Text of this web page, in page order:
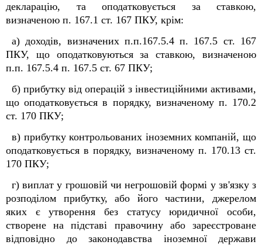
декларацію, та оподатковується за ставкою,
визначеною п. 167.1 ст. 167 ПКУ, крім:
а) доходів, визначених п.п.167.5.4 п. 167.5 ст. 167
ПКУ, що оподатковуються за ставкою, визначеною
п.п. 167.5.4 п. 167.5 ст. 67 ПКУ;
б) прибутку від операцій з інвестиційними активами,
що оподатковується в порядку, визначеному п. 170.2
ст. 170 ПКУ;
в) прибутку контрольованих іноземних компаній, що
оподатковується в порядку, визначеному п. 170.13 ст.
170 ПКУ;
г) виплат у грошовій чи негрошовій формі у зв'язку з
розподілом прибутку, або його частини, джерелом
яких є утворення без статусу юридичної особи,
створене на підставі правочину або зареєстроване
відповідно до законодавства іноземної держави